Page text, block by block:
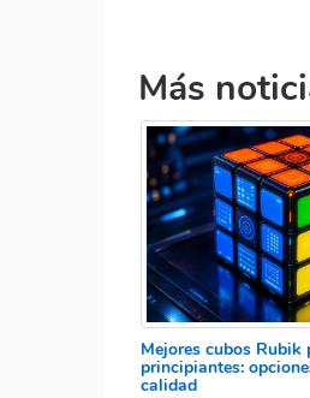
Más
Mejores cubos Rubik
principiantes:
calidad